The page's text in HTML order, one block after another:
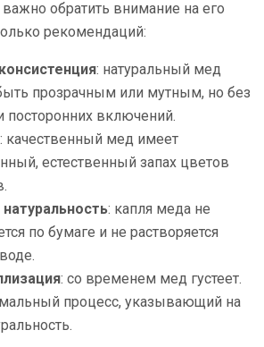
обратить внимание на его
рекомендаций:
: натуральный мед
прозрачным или мутным, но без
посторонних включений.
: качественный мед имеет
естественный запах цветов
: капля меда не
по бумаге и не растворяется
: со временем мед густеет.
процесс, указывающий на